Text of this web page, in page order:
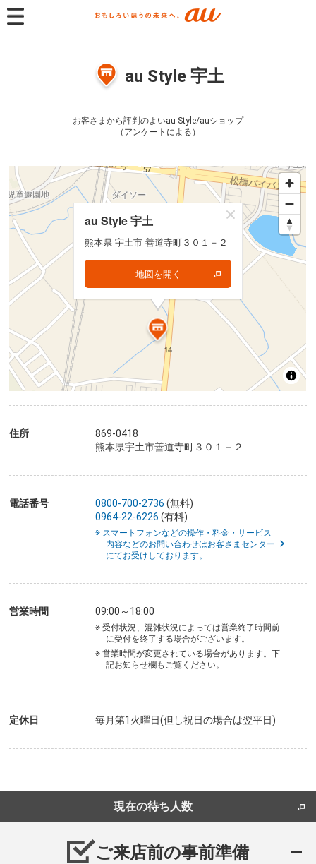
au Style 宇土
お客さまから評判のよいau Style/auショップ
（アンケートによる）
au Style 宇土
熊本県 宇土市 善道寺町３０１－２
地図を開く
au Style 宇土
熊本県 宇土市 善道寺町３０１－２
地図を開く
住所
869-0418
熊本県宇土市善道寺町３０１－２
電話番号 0800-700-2736 (無料)
0964-22-6226 (有料)
※ スマートフォンなどの操作・料金・サービス
内容などのお問い合わせはお客さまセンター
にてお受けしております。
営業時間 09:00～18:00
※ 受付状況、混雑状況によっては営業終了時間前
に受付を終了する場合がございます。
※ 営業時間が変更されている場合があります。下
記お知らせ欄もご覧ください。
定休日 毎月第1火曜日(但し祝日の場合は翌平日)
現在の待ち人数
ご来店前の事前準備